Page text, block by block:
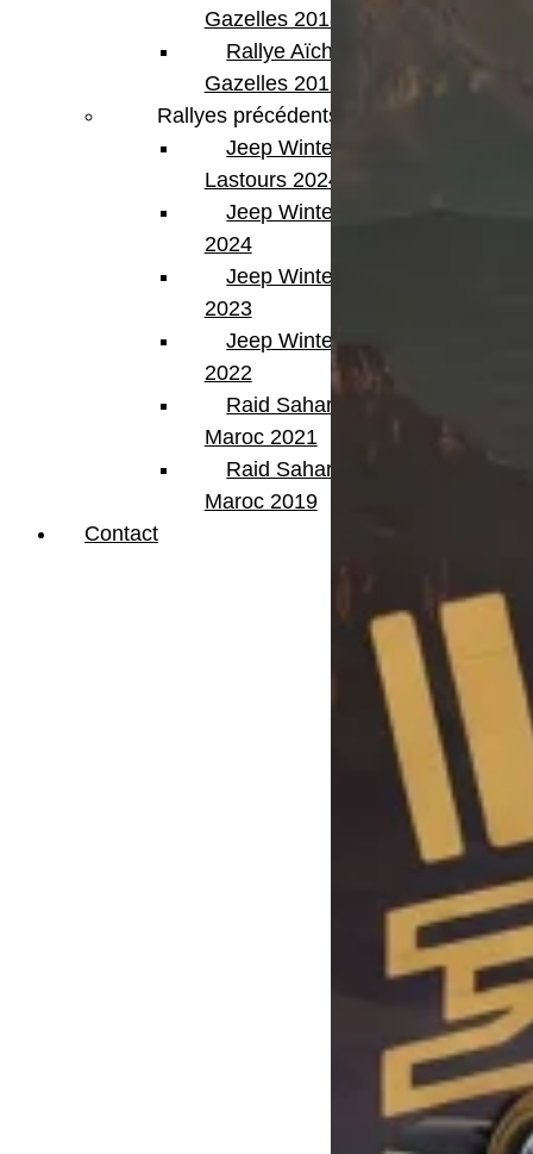
Gazelles 2018
Rallye Aïcha des
Gazelles 2017
Rallyes précédents
Jeep Winter
Lastours 2024
Jeep Winter Tour
2024
Jeep Winter Tour
2023
Jeep Winter Tour
2022
Raid Sahara Tour
Maroc 2021
Raid Sahara Tour
Maroc 2019
Contact